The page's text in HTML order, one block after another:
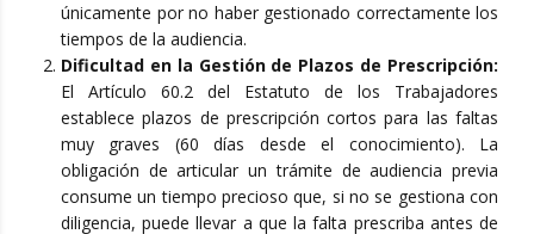
únicamente por no haber gestionado correctamente los
tiempos de la audiencia.
Dificultad en la Gestión de Plazos de Prescripción:
El Artículo 60.2 del Estatuto de los Trabajadores
establece plazos de prescripción cortos para las faltas
muy graves (60 días desde el conocimiento). La
obligación de articular un trámite de audiencia previa
consume un tiempo precioso que, si no se gestiona con
diligencia, puede llevar a que la falta prescriba antes de